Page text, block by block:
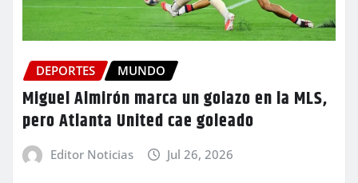
DEPORTES MUNDO
Miguel Almirón marca un golazo en la MLS,
pero Atlanta United cae goleado
Editor Noticias Jul 26, 2026